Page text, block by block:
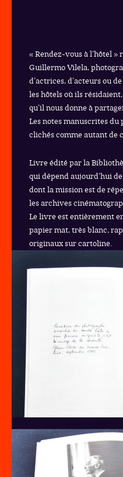
« Rendez-vous à l’hôtel
Guillermo Vilela,
d’actrices, d’acteurs ou
les hôtels où ils
qu’il nous donne à
Les notes manuscrites du
clichés comme autant de
Livre édité par la
qui dépend aujourd’hui
dont la mission est de
les archives
Le livre est entièrement
papier mat, très blanc,
originaux sur cartoline.